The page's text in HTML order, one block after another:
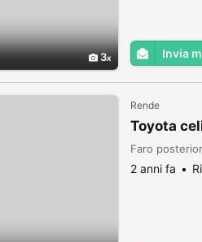
3 Invia
Rende
Toyota
Faro
2 anni fa